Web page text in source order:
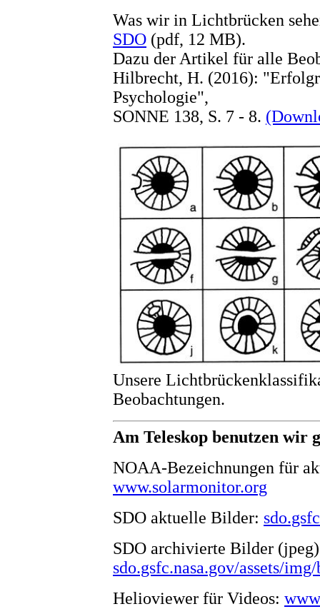
Was wir in Lichtbrücken
SDO (pdf, 12 MB).
Dazu der Artikel für alle
Hilbrecht, H. (2016):
Psychologie",
SONNE 138, S. 7 - 8.
Unsere
Beobachtungen.
Am Teleskop benutzen wir
NOAA-Bezeichnungen für
www.solarmonitor.org
SDO aktuelle Bilder:
SDO archivierte Bilder
sdo.gsfc.nasa.gov/assets/
Helioviewer für Videos: